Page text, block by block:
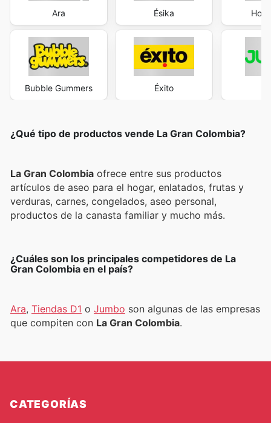
Ara
Bubble Gummers
Ésika
Éxito
¿Qué tipo de productos vende La Gran Colombia?
La Gran Colombia ofrece entre sus productos
artículos de aseo para el hogar, enlatados, frutas y
verduras, carnes, congelados, aseo personal,
productos de la canasta familiar y mucho más.
¿Cuáles son los principales competidores de La
Gran Colombia en el país?
Ara, Tiendas D1 o Jumbo son algunas de las empresas
que compiten con La Gran Colombia.
CATEGORÍAS